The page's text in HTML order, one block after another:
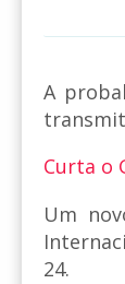
A
Curta o
Um
24.